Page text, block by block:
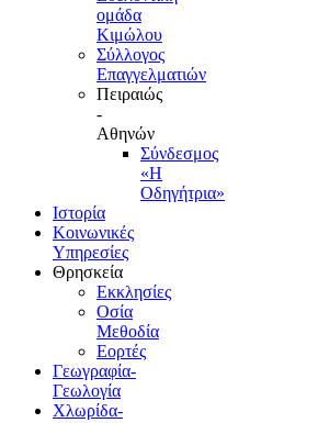
ομάδα
Κιμώλου
Σύλλογος
Επαγγελματιών
Πειραιώς
-
Αθηνών
Σύνδεσμος
«Η
Οδηγήτρια»
Ιστορία
Κοινωνικές
Υπηρεσίες
Θρησκεία
Εκκλησίες
Οσία
Μεθοδία
Εορτές
Γεωγραφία-
Γεωλογία
Χλωρίδα-